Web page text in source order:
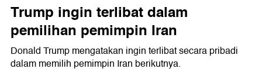
Trump ingin terlibat dalam
pemilihan pemimpin Iran
Donald Trump mengatakan ingin terlibat secara pribadi
dalam memilih pemimpin Iran berikutnya.